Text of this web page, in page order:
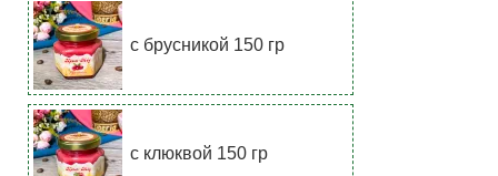
с брусникой 150 гр
с клюквой 150 гр